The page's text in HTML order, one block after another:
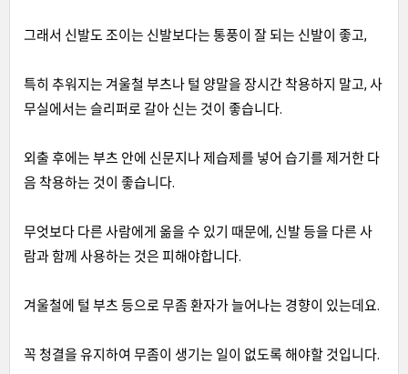
그래서 신발도 조이는 신발보다는 통풍이 잘 되는 신발이 좋고,
특히 추워지는 겨울철 부츠나 털 양말을 장시간 착용하지 말고, 사
무실에서는 슬리퍼로 갈아 신는 것이 좋습니다.
외출 후에는 부츠 안에 신문지나 제습제를 넣어 습기를 제거한 다
음 착용하는 것이 좋습니다.
무엇보다 다른 사람에게 옮을 수 있기 때문에, 신발 등을 다른 사
람과 함께 사용하는 것은 피해야합니다.
겨울철에 털 부츠 등으로 무좀 환자가 늘어나는 경향이 있는데요.
꼭 청결을 유지하여 무좀이 생기는 일이 없도록 해야할 것입니다.